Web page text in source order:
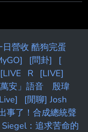
日營收 酷狗完蛋
[問卦]
[
[LIVE R
[LIVE]
萬安」語音 殷瑋
[閒聊] Josh
事了！合成總統聲
：追求苦命的